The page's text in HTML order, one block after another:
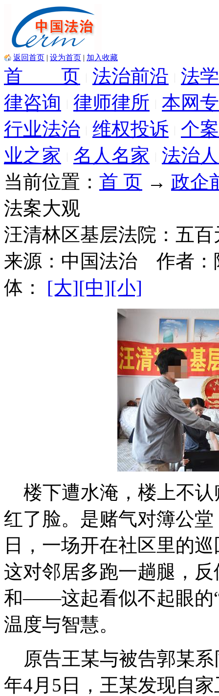
返回首页 | 设为首页 | 加入收藏
首 页 法治前沿
法
律咨询
律师律所
本网
行业法治 维权投诉
个
业之家
名人名家
法治
当前位置： 首 页 → 政企
法案大观
汪清林区基层法院：五
来源： 中国法治 作者：
体： [大][中][小]
楼下遭水淹，楼上不认
红了脸。是赌气对簿公
日，一场开在社区里的
这对邻居多跑一趟腿，
和——这起看似不起眼的
温度与智慧。
原告王某与被告郭某系
年4月5日，王某发现自